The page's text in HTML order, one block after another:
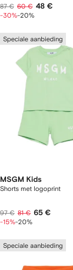
87 € 60 € 48 €
-30%-20%
Speciale aanbieding
MSGM Kids
Shorts met logoprint
97 € 81 € 65 €
-15%-20%
Speciale aanbieding